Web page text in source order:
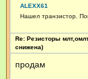
ALEXX61
Нашел транзистор.
Re: Резисторы
снижена)
продам